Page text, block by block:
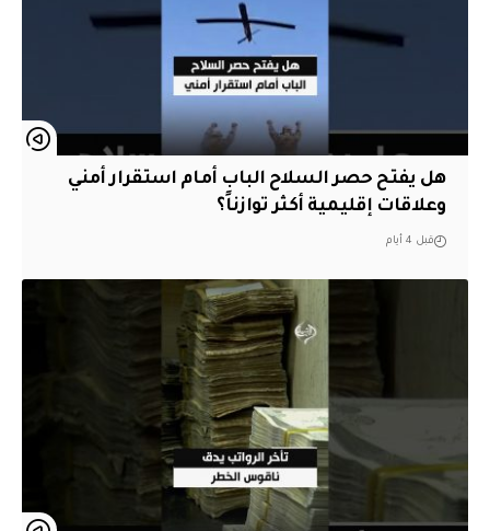
هل يفتح حصر السلاح الباب أمام استقرار أمني
وعلاقات إقليمية أكثر توازناً؟
قبل 4 أيام